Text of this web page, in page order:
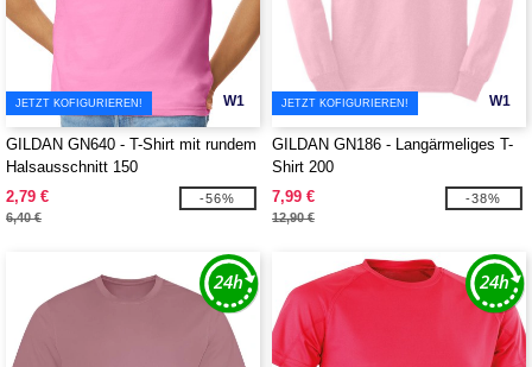
W1
JETZT KOFIGURIEREN!
GILDAN GN640 - T-Shirt mit rundem
Halsausschnitt 150
2,79 €
6,40 €
-56%
W1
JETZT KOFIGURIEREN!
GILDAN GN186 - Langärmeliges T-
Shirt 200
7,99 €
12,90 €
-38%